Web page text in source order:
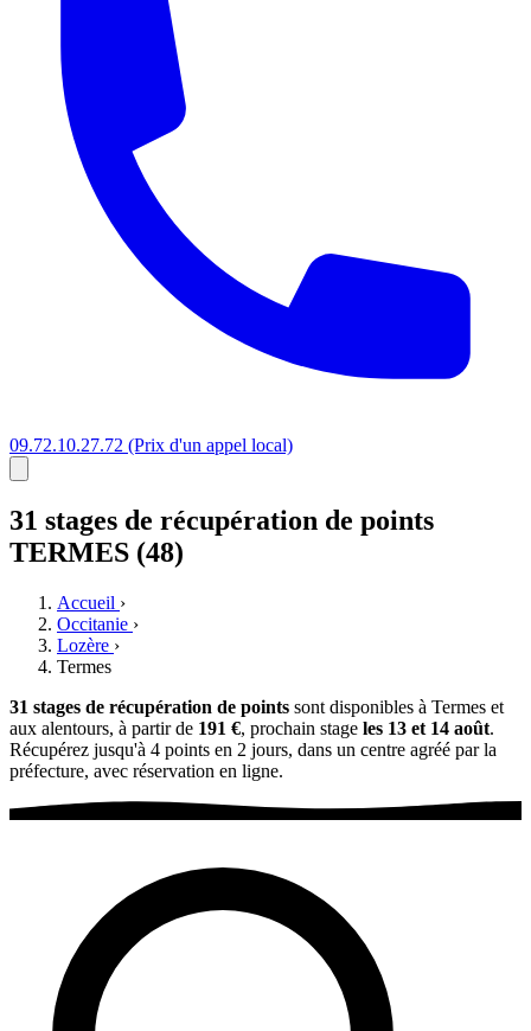
09.72.10.27.72 (Prix d'un appel local)
31 stages de récupération de points
TERMES (48)
Accueil ›
Occitanie ›
Lozère ›
Termes
31 stages de récupération de points sont disponibles à Termes et
aux alentours, à partir de 191 €, prochain stage les 13 et 14 août.
Récupérez jusqu'à 4 points en 2 jours, dans un centre agréé par la
préfecture, avec réservation en ligne.